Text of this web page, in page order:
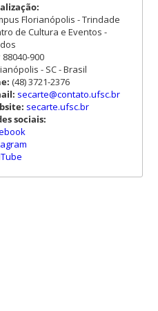
Florianópolis - Trindade
de Cultura e Eventos -
88040-900
- SC - Brasil
(48) 3721-2376
secarte@contato.ufsc.br
secarte.ufsc.br
sociais: